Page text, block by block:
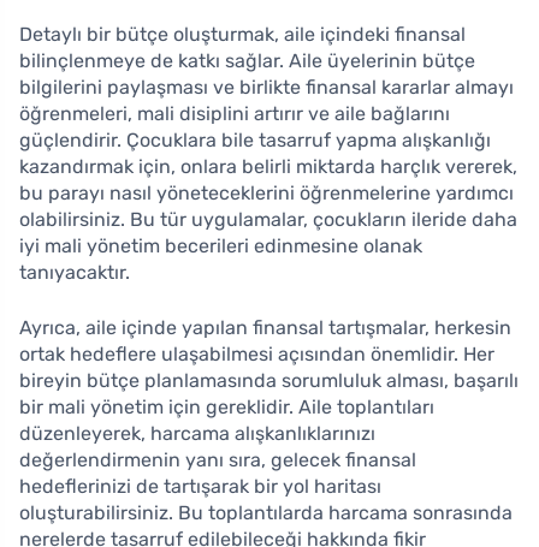
Detaylı bir bütçe oluşturmak, aile içindeki finansal
bilinçlenmeye de katkı sağlar. Aile üyelerinin bütçe
bilgilerini paylaşması ve birlikte finansal kararlar almayı
öğrenmeleri, mali disiplini artırır ve aile bağlarını
güçlendirir. Çocuklara bile tasarruf yapma alışkanlığı
kazandırmak için, onlara belirli miktarda harçlık vererek,
bu parayı nasıl yöneteceklerini öğrenmelerine yardımcı
olabilirsiniz. Bu tür uygulamalar, çocukların ileride daha
iyi mali yönetim becerileri edinmesine olanak
tanıyacaktır.
Ayrıca, aile içinde yapılan finansal tartışmalar, herkesin
ortak hedeflere ulaşabilmesi açısından önemlidir. Her
bireyin bütçe planlamasında sorumluluk alması, başarılı
bir mali yönetim için gereklidir. Aile toplantıları
düzenleyerek, harcama alışkanlıklarınızı
değerlendirmenin yanı sıra, gelecek finansal
hedeflerinizi de tartışarak bir yol haritası
oluşturabilirsiniz. Bu toplantılarda harcama sonrasında
nerelerde tasarruf edilebileceği hakkında fikir